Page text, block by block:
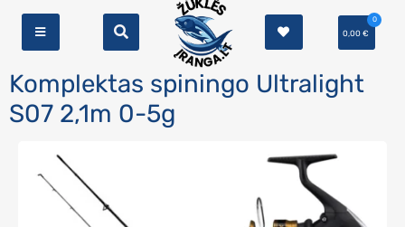
0,00€
0
Komplektas spiningo Ultralight
S07 2,1m 0-5g